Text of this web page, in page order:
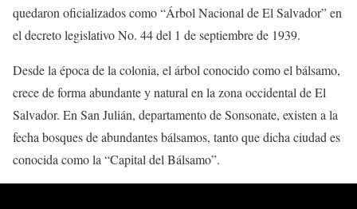
quedaron oficializados como “Árbol Nacional de El Salvador” en
el decreto legislativo No. 44 del 1 de septiembre de 1939.
Desde la época de la colonia, el árbol conocido como el bálsamo,
crece de forma abundante y natural en la zona occidental de El
Salvador. En San Julián, departamento de Sonsonate, existen a la
fecha bosques de abundantes bálsamos, tanto que dicha ciudad es
conocida como la “Capital del Bálsamo”.